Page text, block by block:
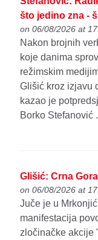
što jedino zna -
on 06/08/2026 at
Nakon brojnih
koje danima
režimskim
Glišić kroz izjavu
kazao je
Borko Stefanović .
Glišić: Crna
on 06/08/2026 at
Juče je u
manifestacija
zločinačke akcije